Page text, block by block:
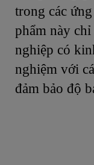
trong các
phẩm này
nghiệp có
nghiệm với
đảm bảo độ